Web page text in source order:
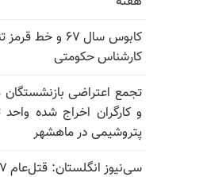
کابوس سال ۶۷ و
کارشناس حکومتی
تجمع اعتراضی بازنشستگان
و کارگران اخراج شده
پتروشیمی در ماهشهر